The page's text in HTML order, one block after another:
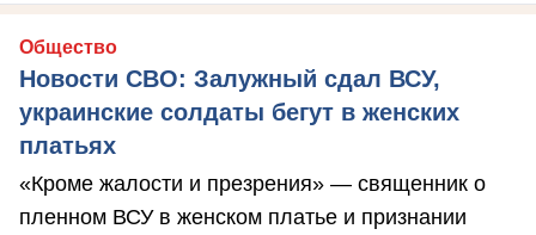
Общество
Новости СВО: Залужный сдал ВСУ,
украинские солдаты бегут в женских
платьях
«Кроме жалости и презрения» — священник о
пленном ВСУ в женском платье и признании